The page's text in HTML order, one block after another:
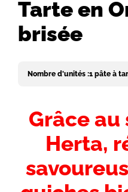
Tarte en
brisée
Nombre d'unités :1 pâte à
Titre
Grâce
Herta,